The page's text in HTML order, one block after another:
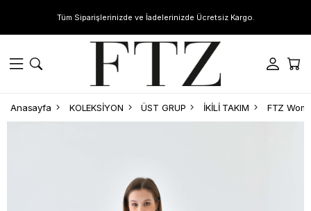
Tüm Siparişlerinizde ve İadelerinizde Ücretsiz Kargo.
Anasayfa KOLEKSİYON ÜST GRUP İKİLİ TAKIM FTZ